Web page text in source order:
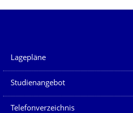
Unsere Dienste
Lagepläne
Studienangebot
Telefonverzeichnis